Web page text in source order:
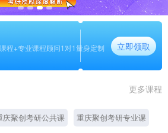
程+专业课程顾问1对1量身定制
立即领取
更多课程
庆聚创考研公共课 重庆聚创考研专业课